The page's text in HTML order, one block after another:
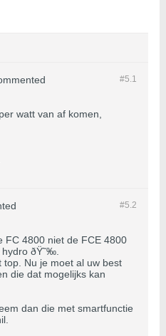
#5.1
watt van af komen,
#5.2
FC 4800 niet de FCE 4800
ðŸ˜‰.
top. Nu je moet al uw best
die dat mogelijks kan
dan die met smartfunctie